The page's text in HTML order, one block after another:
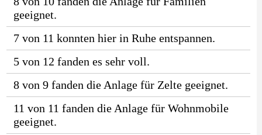
geeignet.
7 von 11 konnten hier in Ruhe entspannen.
5 von 12 fanden es sehr voll.
8 von 9 fanden die Anlage für Zelte geeignet.
11 von 11 fanden die Anlage für Wohnmobile
geeignet.